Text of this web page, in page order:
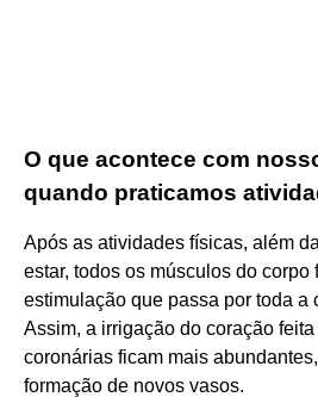
O que acontece com
quando praticamos
Após as atividades físicas, além
estar, todos os músculos do corpo
estimulação que passa por toda a
Assim, a irrigação do coração
coronárias ficam mais
formação de novos vasos.